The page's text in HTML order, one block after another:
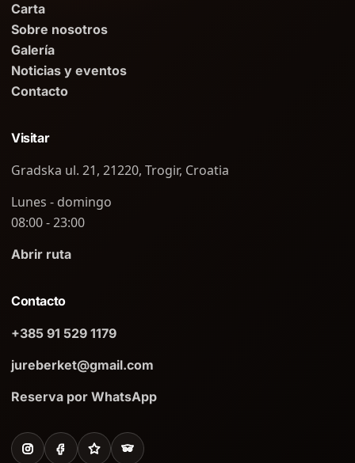
Carta
Sobre nosotros
Galería
Noticias y eventos
Contacto
Visitar
Gradska ul. 21, 21220, Trogir, Croatia
Lunes - domingo
08:00 - 23:00
Abrir ruta
Contacto
+385 91 529 1179
jureberket@gmail.com
Reserva por WhatsApp